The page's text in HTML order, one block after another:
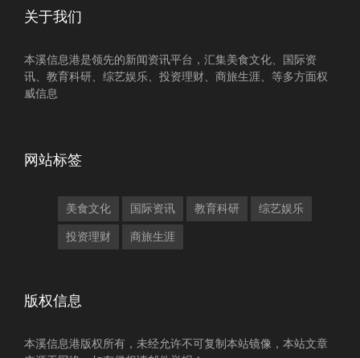
关于我们
本溪信息港是领先的新闻资讯平台，汇集美食文化、国际资
讯、教育科研、综艺娱乐、投资理财、商旅生涯、等多方面权
威信息
网站标签
美食文化 国际资讯 教育科研 综艺娱乐
投资理财 商旅生涯
版权信息
本溪信息港版权所有，未经允许不可复制本站镜像，本站文章